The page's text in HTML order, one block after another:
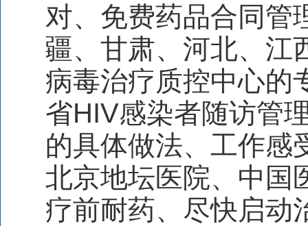
对、免费药品合同管
疆、甘肃、河北、江
病毒治疗质控中心的
省HIV感染者随访管
的具体做法、工作感
北京地坛医院、中国
疗前耐药、尽快启动